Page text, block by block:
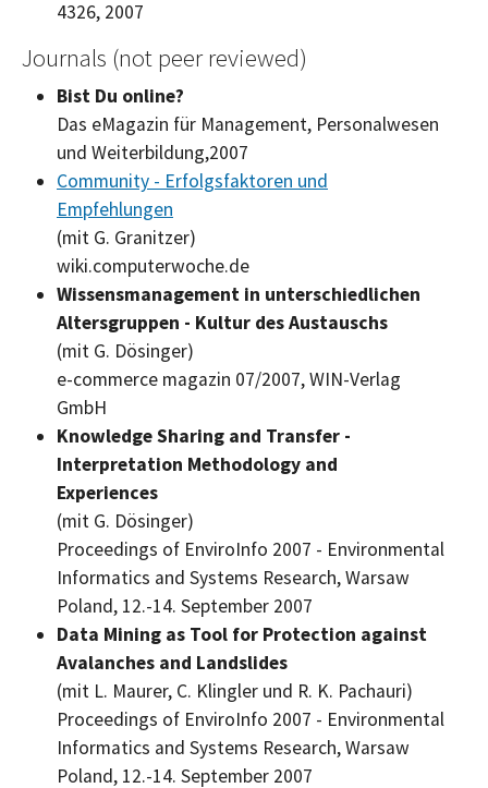
4326, 2007
Journals (not peer reviewed)
Bist Du online?
Das eMagazin für Management, Personalwesen
und Weiterbildung,2007
Community - Erfolgsfaktoren und
Empfehlungen
(mit G. Granitzer)
wiki.computerwoche.de
Wissensmanagement in unterschiedlichen
Altersgruppen - Kultur des Austauschs
(mit G. Dösinger)
e-commerce magazin 07/2007, WIN-Verlag
GmbH
Knowledge Sharing and Transfer -
Interpretation Methodology and
Experiences
(mit G. Dösinger)
Proceedings of EnviroInfo 2007 - Environmental
Informatics and Systems Research, Warsaw
Poland, 12.-14. September 2007
Data Mining as Tool for Protection against
Avalanches and Landslides
(mit L. Maurer, C. Klingler und R. K. Pachauri)
Proceedings of EnviroInfo 2007 - Environmental
Informatics and Systems Research, Warsaw
Poland, 12.-14. September 2007